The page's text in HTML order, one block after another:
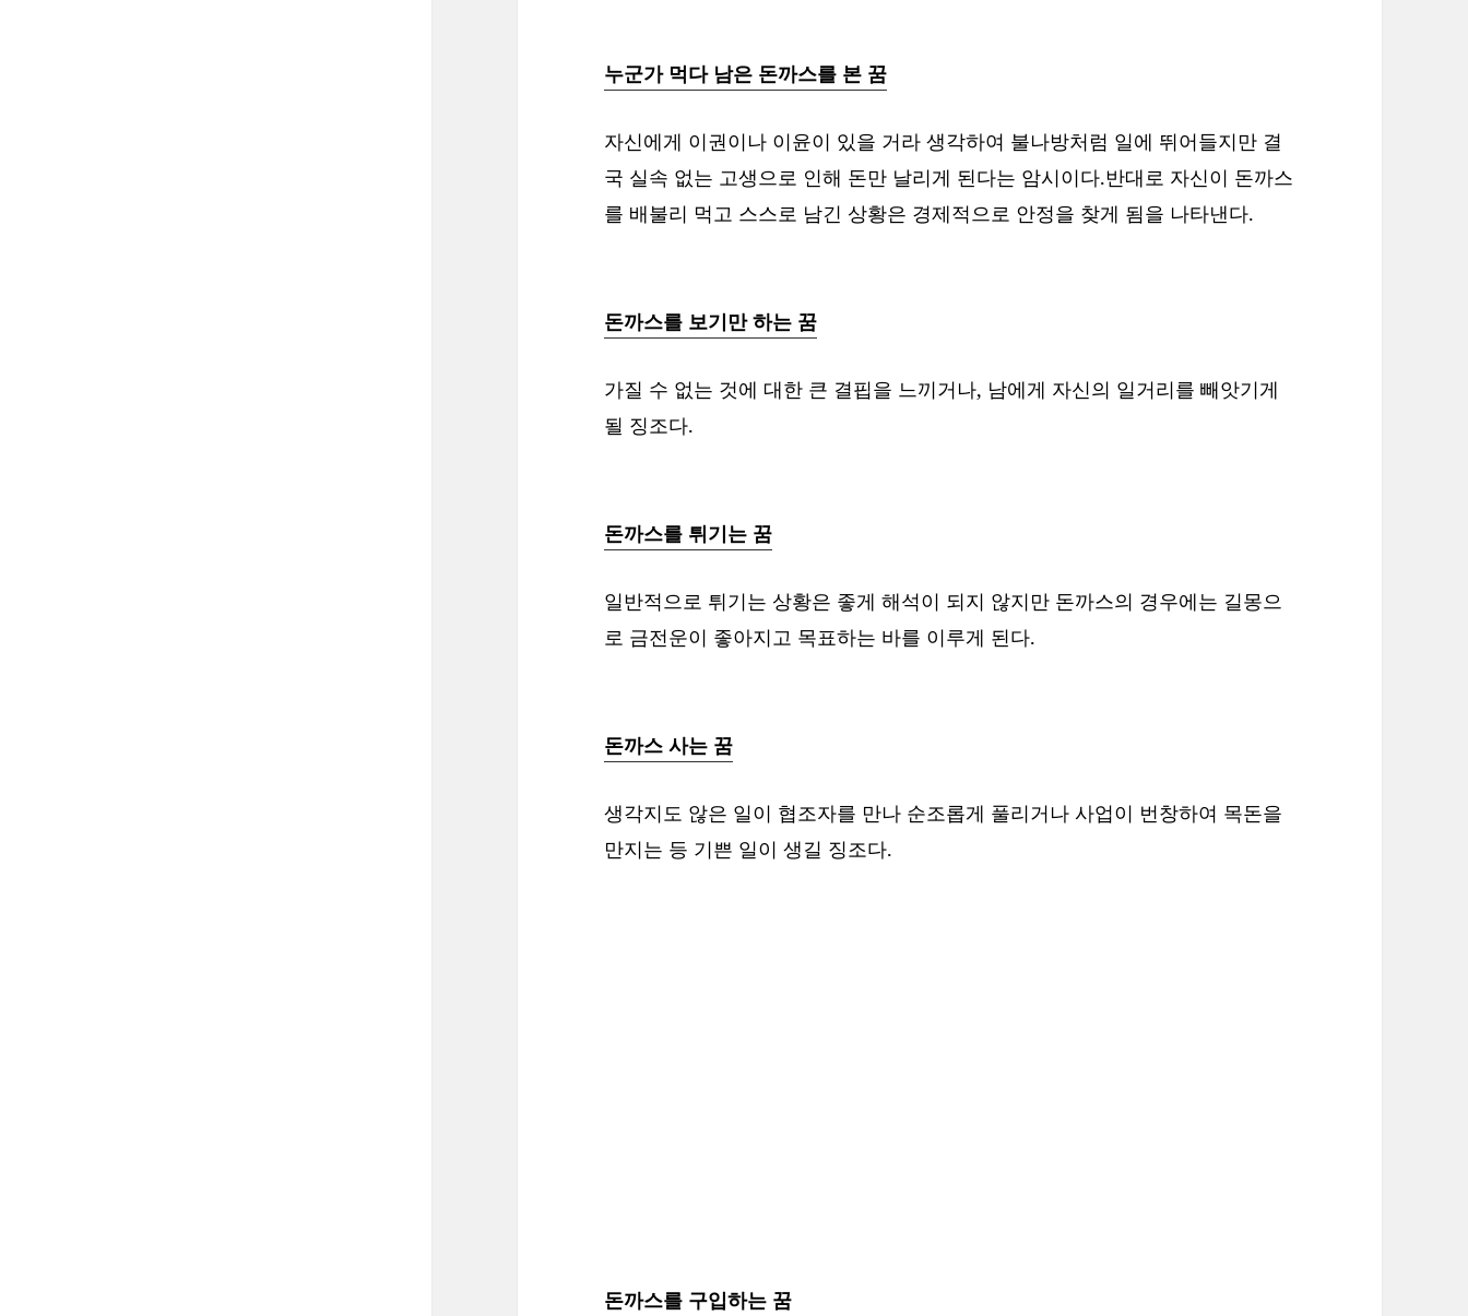
누군가 먹다 남은 돈까스를 본 꿈
자신에게 이권이나 이윤이 있을 거라 생각하여 불나방처럼 일에 뛰어들지만 결
국 실속 없는 고생으로 인해 돈만 날리게 된다는 암시이다.반대로 자신이 돈까스
를 배불리 먹고 스스로 남긴 상황은 경제적으로 안정을 찾게 됨을 나타낸다.
돈까스를 보기만 하는 꿈
가질 수 없는 것에 대한 큰 결핍을 느끼거나, 남에게 자신의 일거리를 빼앗기게
될 징조다.
돈까스를 튀기는 꿈
일반적으로 튀기는 상황은 좋게 해석이 되지 않지만 돈까스의 경우에는 길몽으
로 금전운이 좋아지고 목표하는 바를 이루게 된다.
돈까스 사는 꿈
생각지도 않은 일이 협조자를 만나 순조롭게 풀리거나 사업이 번창하여 목돈을
만지는 등 기쁜 일이 생길 징조다.
돈까스를 구입하는 꿈